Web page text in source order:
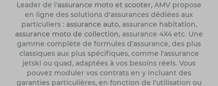
Leader de l'assurance moto et scooter, AMV propose
en ligne des solutions d'assurances dédiées aux
particuliers : assurance auto, assurance habitation,
assurance moto de collection, assurance 4X4 etc. Une
gamme complète de formules d'assurance, des plus
classiques aux plus spécifiques, comme l'assurance
jetski ou quad, adaptées à vos besoins réels. Vous
pouvez moduler vos contrats en y incluant des
garanties particulières, en fonction de l'utilisation ou